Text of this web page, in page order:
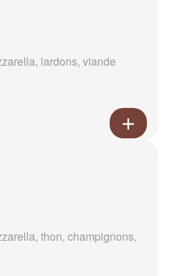
lardons, viande
thon, champignons,